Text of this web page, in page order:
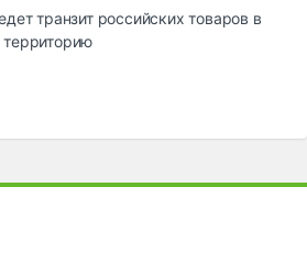
транзит российских товаров в